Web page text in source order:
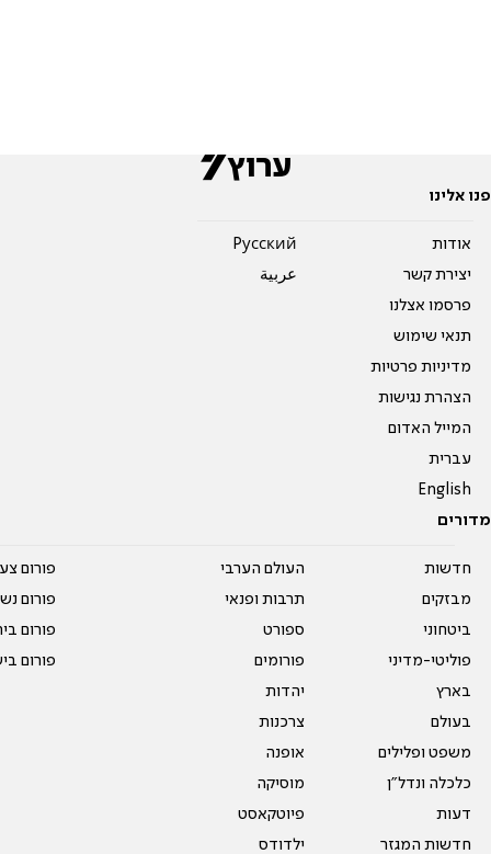
פנו אלינו
אודות
יצירת קשר
פרסמו אצלנו
תנאי שימוש
מדיניות פרטיות
הצהרת נגישות
המייל האדום
עברית
English
Pусский
عربية
מדורים
חדשות
מבזקים
ביטחוני
פוליטי-מדיני
בארץ
בעולם
משפט ופלילים
כלכלה ונדל"ן
דעות
חדשות המגזר
העולם הערבי
תרבות ופנאי
ספורט
פורומים
יהדות
צרכנות
אופנה
מוסיקה
פיוטקאסט
ילדודס
פורום
פורום
פורום
פורום